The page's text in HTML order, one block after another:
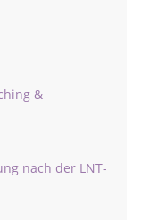
&
nach der LNT-